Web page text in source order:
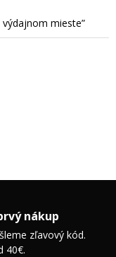
mieste
nákup
zľavový kód.
40€.